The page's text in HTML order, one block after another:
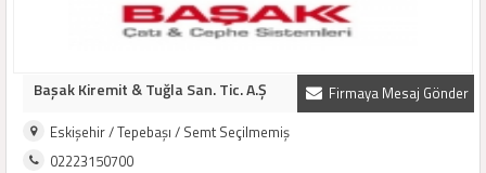
Firmaya Mesaj Gönder
Başak Kiremit & Tuğla San. Tic. A.Ş
Eskişehir / Tepebaşı / Semt Seçilmemiş
02223150700